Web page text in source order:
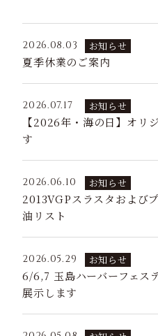
2026.08.03 お知らせ
夏季休業のご案内
2026.07.17 お知らせ
【2026年・海の日】オリ
す
2026.06.10 お知らせ
2013VGPスラスタおよび
油リスト
2026.05.29 お知らせ
6/6,7 玉島ハーバーフェス
展示します